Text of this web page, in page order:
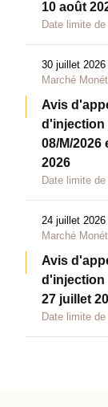
10 août
Date limite
30 juillet 2026
Marché
Avis
d'injection
08/M/2026
2026
Date limite
24 juillet 2026
Marché
Avis
d'injection
27 juillet
Date limite